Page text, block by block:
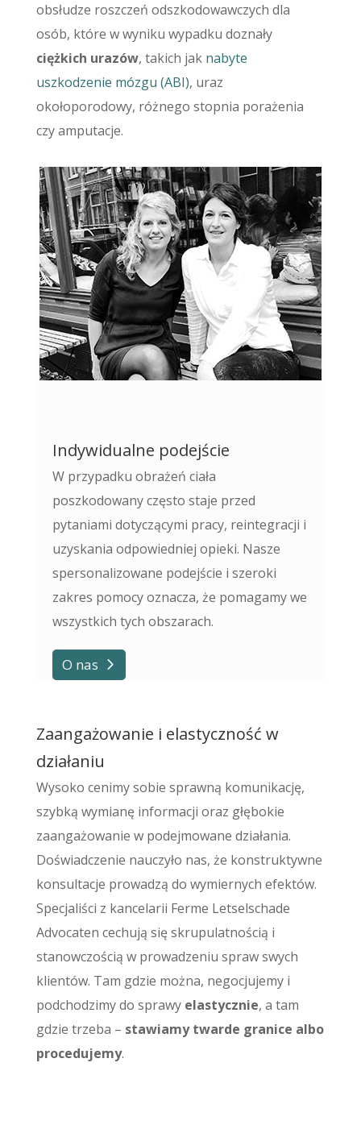
obsłudze roszczeń odszkodowawczych dla
osób, które w wyniku wypadku doznały
ciężkich urazów, takich jak nabyte
uszkodzenie mózgu (ABI), uraz
okołoporodowy, różnego stopnia porażenia
czy amputacje.
Indywidualne podejście
W przypadku obrażeń ciała
poszkodowany często staje przed
pytaniami dotyczącymi pracy, reintegracji i
uzyskania odpowiedniej opieki. Nasze
spersonalizowane podejście i szeroki
zakres pomocy oznacza, że pomagamy we
wszystkich tych obszarach.
O nas
Zaangażowanie i elastyczność w
działaniu
Wysoko cenimy sobie sprawną komunikację,
szybką wymianę informacji oraz głębokie
zaangażowanie w podejmowane działania.
Doświadczenie nauczyło nas, że konstruktywne
konsultacje prowadzą do wymiernych efektów.
Specjaliści z kancelarii Ferme Letselschade
Advocaten cechują się skrupulatnością i
stanowczością w prowadzeniu spraw swych
klientów. Tam gdzie można, negocjujemy i
podchodzimy do sprawy elastycznie, a tam
gdzie trzeba – stawiamy twarde granice albo
procedujemy.